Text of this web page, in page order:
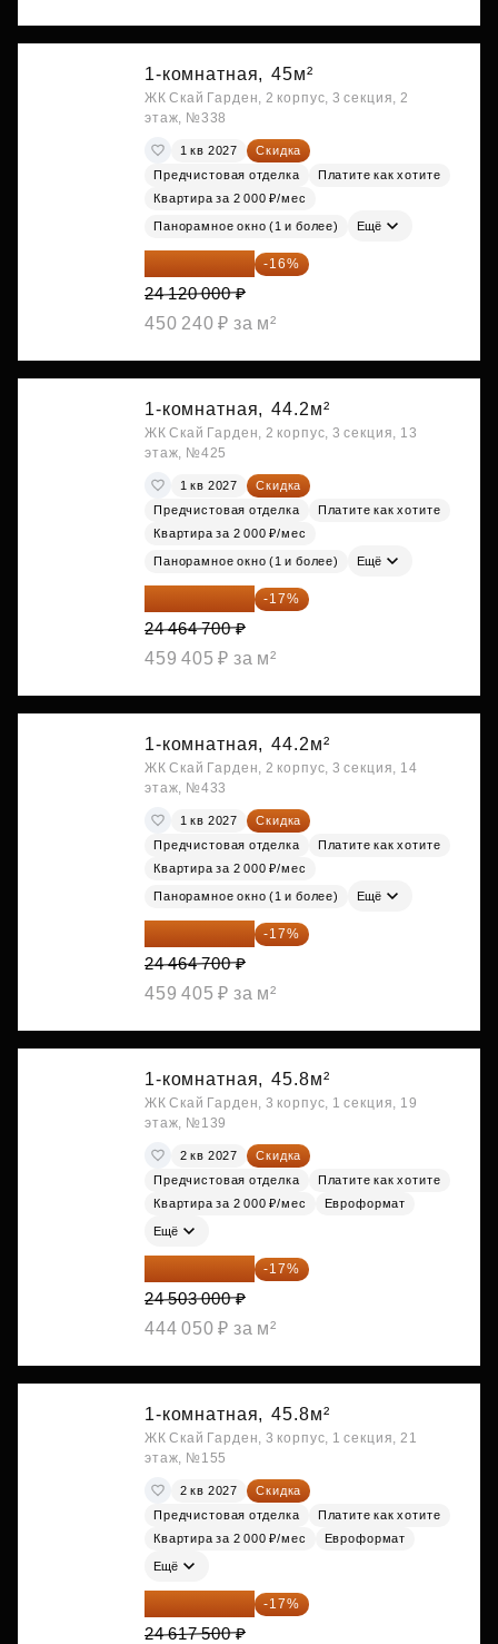
1-комнатная, 45м²
ЖК Скай Гарден, 2 корпус, 3 секция, 2
этаж, №338
1 кв 2027
Скидка
Предчистовая отделка
Платите как хотите
Квартира за 2 000 ₽/мес
Панорамное окно (1 и более) Ещё
20 260 800 ₽ -16%
24 120 000 ₽
450 240 ₽ за м²
1-комнатная, 44.2м²
ЖК Скай Гарден, 2 корпус, 3 секция, 13
этаж, №425
1 кв 2027
Скидка
Предчистовая отделка
Платите как хотите
Квартира за 2 000 ₽/мес
Панорамное окно (1 и более) Ещё
20 305 701 ₽ -17%
24 464 700 ₽
459 405 ₽ за м²
1-комнатная, 44.2м²
ЖК Скай Гарден, 2 корпус, 3 секция, 14
этаж, №433
1 кв 2027
Скидка
Предчистовая отделка
Платите как хотите
Квартира за 2 000 ₽/мес
Панорамное окно (1 и более) Ещё
20 305 701 ₽ -17%
24 464 700 ₽
459 405 ₽ за м²
1-комнатная, 45.8м²
ЖК Скай Гарден, 3 корпус, 1 секция, 19
этаж, №139
2 кв 2027
Скидка
Предчистовая отделка
Платите как хотите
Квартира за 2 000 ₽/мес
Евроформат
Ещё
20 337 490 ₽ -17%
24 503 000 ₽
444 050 ₽ за м²
1-комнатная, 45.8м²
ЖК Скай Гарден, 3 корпус, 1 секция, 21
этаж, №155
2 кв 2027
Скидка
Предчистовая отделка
Платите как хотите
Квартира за 2 000 ₽/мес
Евроформат
Ещё
20 432 525 ₽ -17%
24 617 500 ₽